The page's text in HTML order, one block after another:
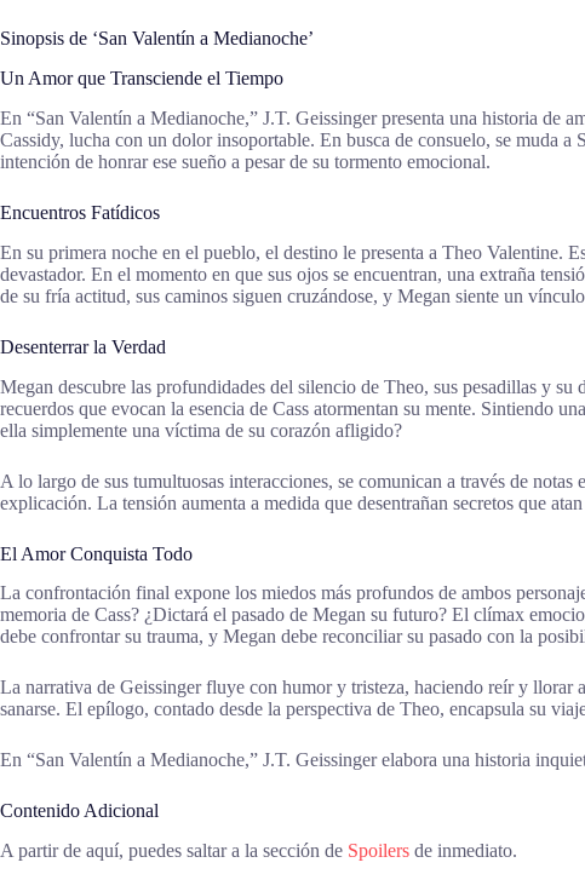
Sinopsis de ‘San Valentín a Medianoche’
Un Amor que Transciende el Tiempo
En “San Valentín a Medianoche,” J.T. Geissinger presenta una historia de
Cassidy, lucha con un dolor insoportable. En busca de consuelo, se muda
intención de honrar ese sueño a pesar de su tormento emocional.
Encuentros Fatídicos
En su primera noche en el pueblo, el destino le presenta a Theo Valentine.
devastador. En el momento en que sus ojos se encuentran, una extraña
de su fría actitud, sus caminos siguen cruzándose, y Megan siente un
Desenterrar la Verdad
Megan descubre las profundidades del silencio de Theo, sus pesadillas y
recuerdos que evocan la esencia de Cass atormentan su mente. Sintiendo
ella simplemente una víctima de su corazón afligido?
A lo largo de sus tumultuosas interacciones, se comunican a través de
explicación. La tensión aumenta a medida que desentrañan secretos que
El Amor Conquista Todo
La confrontación final expone los miedos más profundos de ambos
memoria de Cass? ¿Dictará el pasado de Megan su futuro? El clímax
debe confrontar su trauma, y Megan debe reconciliar su pasado con la
La narrativa de Geissinger fluye con humor y tristeza, haciendo reír y llorar
sanarse. El epílogo, contado desde la perspectiva de Theo, encapsula su
En “San Valentín a Medianoche,” J.T. Geissinger elabora una historia
Contenido Adicional
A partir de aquí, puedes saltar a la sección de Spoilers de inmediato.